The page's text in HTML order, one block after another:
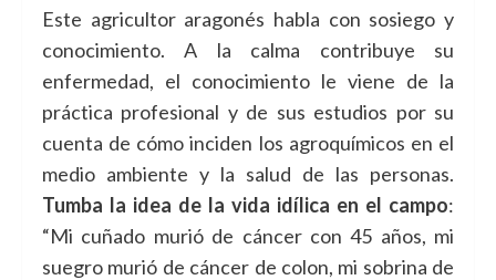
Este agricultor aragonés habla con sosiego y
conocimiento. A la calma contribuye su
enfermedad, el conocimiento le viene de la
práctica profesional y de sus estudios por su
cuenta de cómo inciden los agroquímicos en el
medio ambiente y la salud de las personas.
Tumba la idea de la vida idílica en el campo:
“Mi cuñado murió de cáncer con 45 años, mi
suegro murió de cáncer de colon, mi sobrina de